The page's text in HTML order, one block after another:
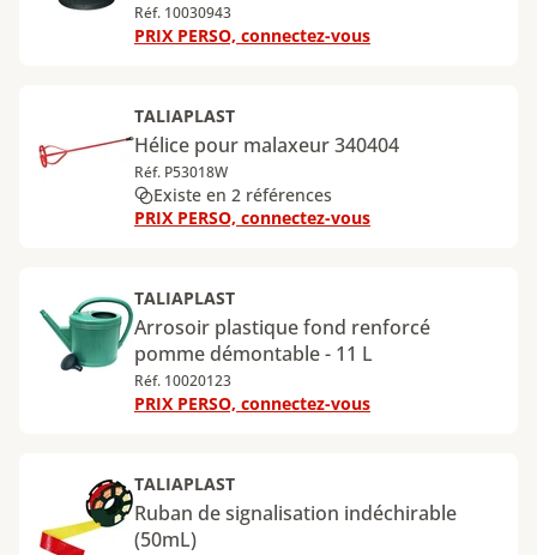
Réf. 10030943
PRIX PERSO, connectez-vous
TALIAPLAST
Hélice pour malaxeur 340404
Réf. P53018W
Existe en 2 références
PRIX PERSO, connectez-vous
TALIAPLAST
Arrosoir plastique fond renforcé
pomme démontable - 11 L
Réf. 10020123
PRIX PERSO, connectez-vous
TALIAPLAST
Ruban de signalisation indéchirable
(50mL)